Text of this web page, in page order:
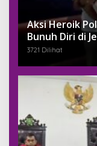
Aksi Heroik
Bunuh Diri di
3721 Dilihat